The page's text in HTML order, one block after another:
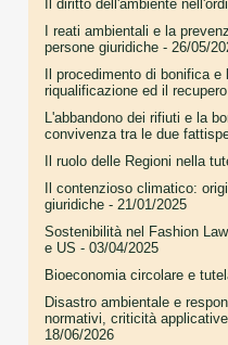
Il diritto dell'ambiente
I reati ambientali e la
persone giuridiche - 26/05/
Il procedimento di bonifica
riqualificazione ed il
L'abbandono dei rifiuti e la
convivenza tra le due
Il ruolo delle Regioni nella
Il contenzioso climatico:
giuridiche - 21/01/2025
Sostenibilità nel Fashion
e US - 03/04/2025
Bioeconomia circolare e
Disastro ambientale e
normativi, criticità
18/06/2026